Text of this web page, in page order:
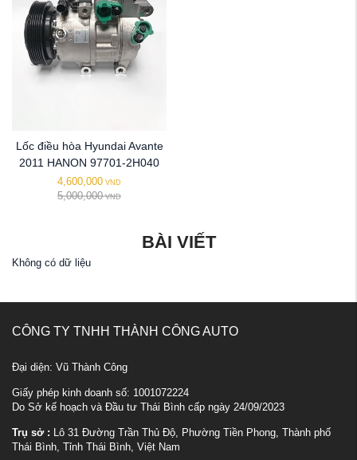
Lốc điều hòa Hyundai Avante
2011 HANON 97701-2H040
4,600,000 VND
5,000,000 VND
BÀI VIẾT
Không có dữ liệu
CÔNG TY TNHH THÀNH CÔNG AUTO
Đại diện: Vũ Thành Công
Giấy phép kinh doanh số: 1001072224
Do Sở kế hoạch và Đầu tư Thái Bình cấp ngày 24/09/2023
Trụ sở : Lô 31 Đường Trần Thủ Độ, Phường Tiền Phong, Thành phố
Thái Bình, Tỉnh Thái Bình, Việt Nam